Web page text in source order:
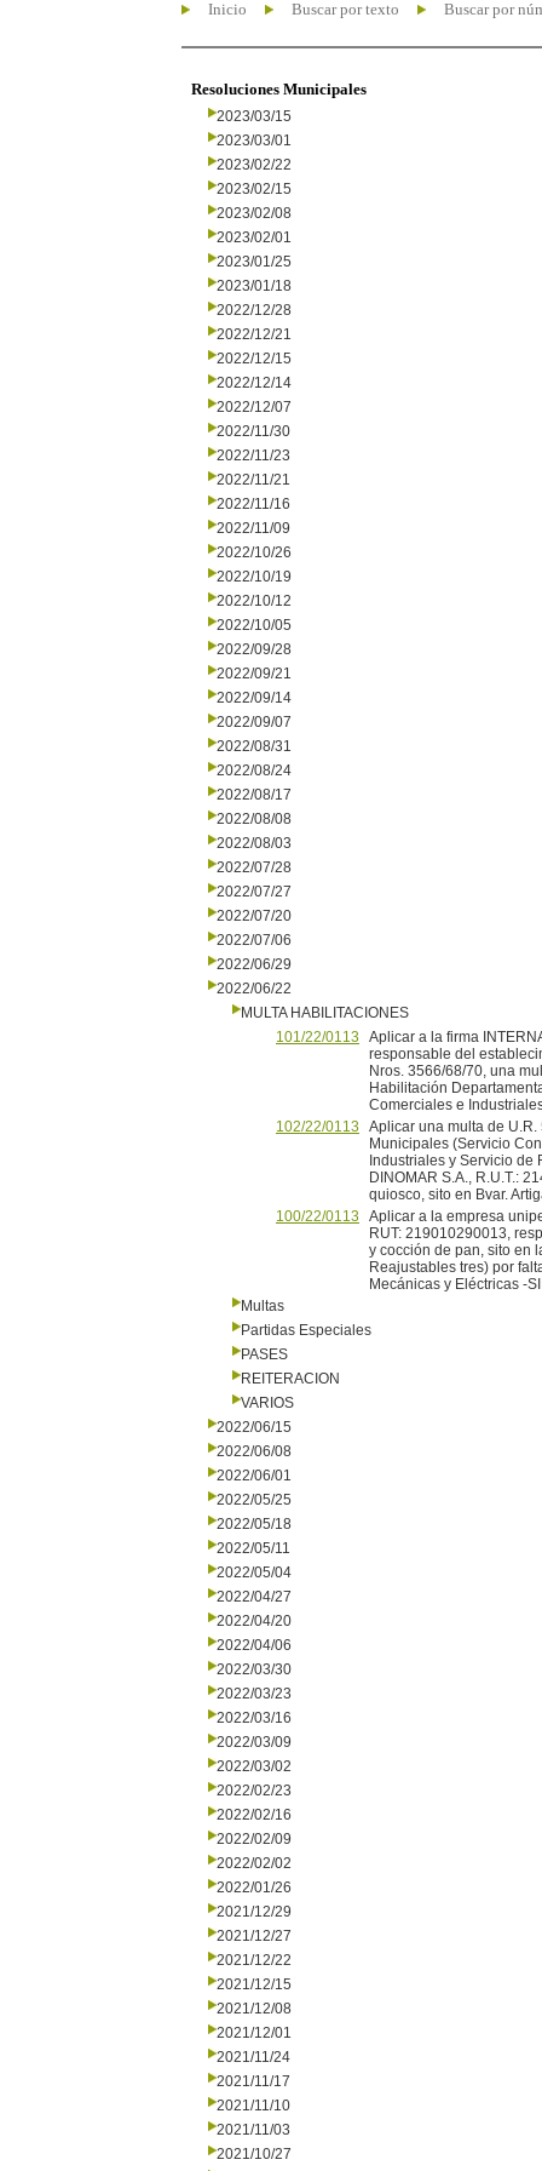
Inicio Buscar por texto Buscar por
Resoluciones Municipales
2023/03/15
2023/03/01
2023/02/22
2023/02/15
2023/02/08
2023/02/01
2023/01/25
2023/01/18
2022/12/28
2022/12/21
2022/12/15
2022/12/14
2022/12/07
2022/11/30
2022/11/23
2022/11/21
2022/11/16
2022/11/09
2022/10/26
2022/10/19
2022/10/12
2022/10/05
2022/09/28
2022/09/21
2022/09/14
2022/09/07
2022/08/31
2022/08/24
2022/08/17
2022/08/08
2022/08/03
2022/07/28
2022/07/27
2022/07/20
2022/07/06
2022/06/29
2022/06/22
MULTA HABILITACIONES
101/22/0113
Aplicar a la firma
responsable del
Nros. 3566/68/70, una
Habilitación
Comerciales e
102/22/0113
Aplicar una multa de
Municipales (Servicio
Industriales y Servicio
DINOMAR S.A., R.U.T.:
quiosco, sito en Bvar.
100/22/0113
Aplicar a la empresa
RUT: 219010290013,
y cocción de pan, sito en
Reajustables tres) por
Mecánicas y Eléctricas -
Multas
Partidas Especiales
PASES
REITERACION
VARIOS
2022/06/15
2022/06/08
2022/06/01
2022/05/25
2022/05/18
2022/05/11
2022/05/04
2022/04/27
2022/04/20
2022/04/06
2022/03/30
2022/03/23
2022/03/16
2022/03/09
2022/03/02
2022/02/23
2022/02/16
2022/02/09
2022/02/02
2022/01/26
2021/12/29
2021/12/27
2021/12/22
2021/12/15
2021/12/08
2021/12/01
2021/11/24
2021/11/17
2021/11/10
2021/11/03
2021/10/27